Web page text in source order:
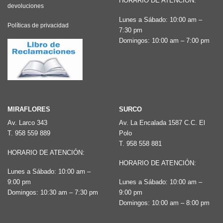
página
de
producto
pueden
elegir
la
devoluciones
Políticas de privacidad
Lunes a Sábado: 10:00 am –
7:30 pm
Domingos: 10:00 am – 7:00 pm
MIRAFLORES
Av. Larco 343
T. 958 559 889
HORARIO DE ATENCIÓN:
Lunes a Sábado: 10:00 am –
9:00 pm
Domingos: 10:30 am – 7:30 pm
SURCO
Av. La Encalada 1587 C.C. El
Polo
T. 958 558 881
HORARIO DE ATENCIÓN:
Lunes a Sábado: 10:00 am –
9:00 pm
Domingos: 10:00 am – 8:00 pm